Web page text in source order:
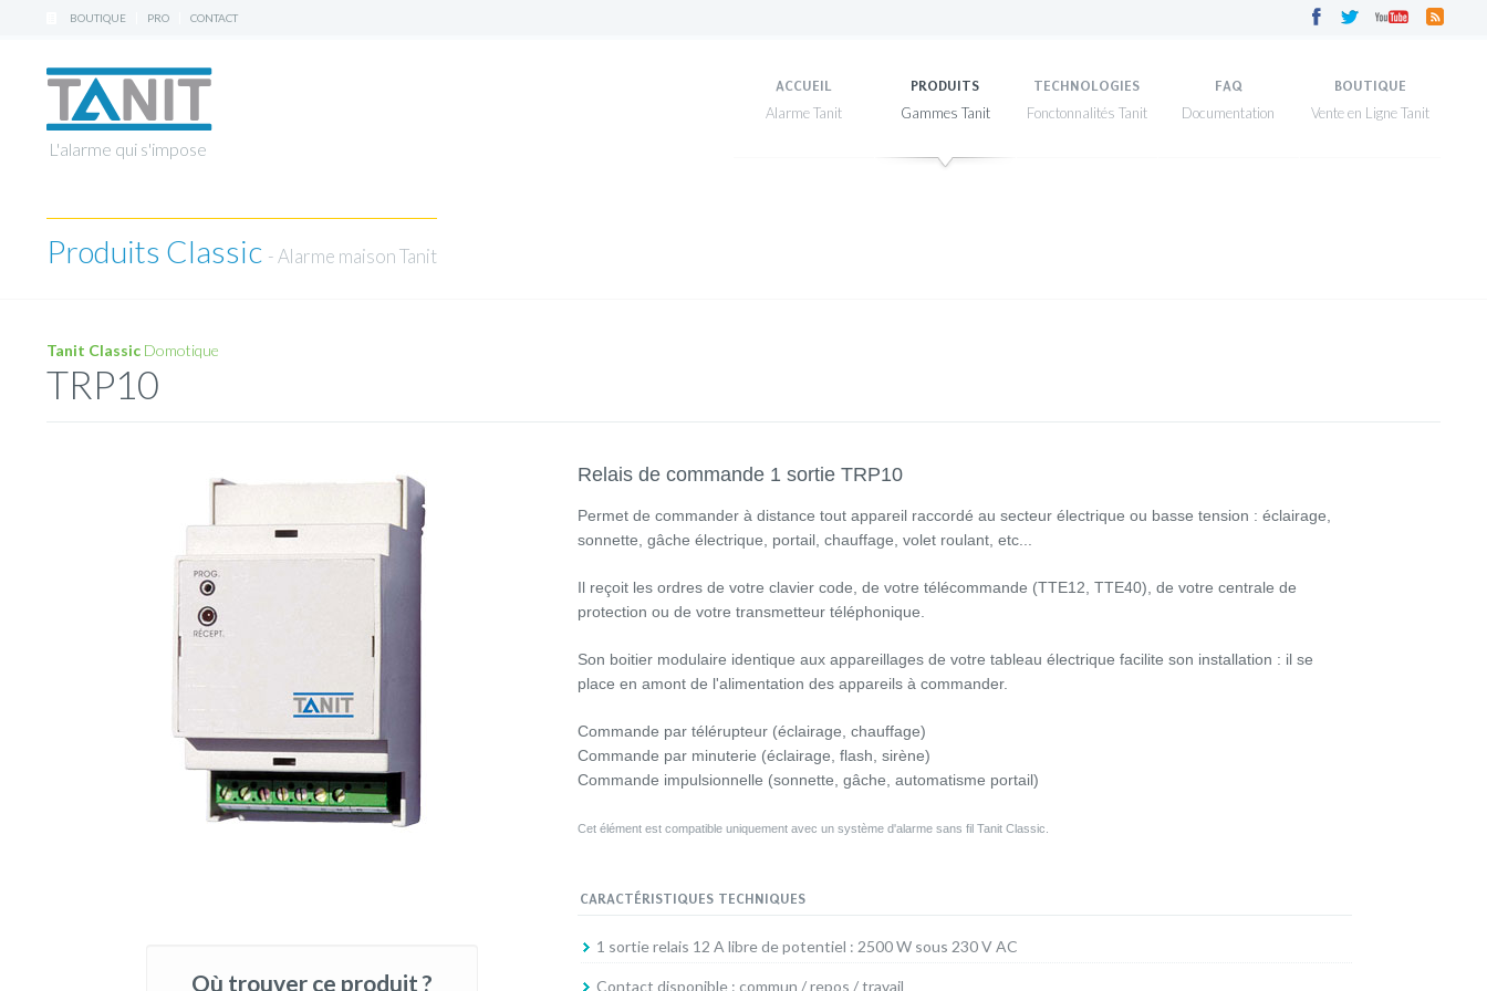
BOUTIQUE PRO CONTACT
L'alarme qui s'impose
ACCUEIL PRODUITS TECHNOLOGIES FAQ BOUTIQUE
Produits Classic - Alarme maison Tanit
Tanit Classic Domotique
TRP10
Où trouver ce produit ?
Relais de commande 1 sortie TRP10
Permet de commander à distance tout appareil raccordé au secteur électrique ou basse tension : éclairage,
sonnette, gâche électrique, portail, chauffage, volet roulant, etc...
Il reçoit les ordres de votre clavier code, de votre télécommande (TTE12, TTE40), de votre centrale de
protection ou de votre transmetteur téléphonique.
Son boitier modulaire identique aux appareillages de votre tableau électrique facilite son installation : il se
place en amont de l'alimentation des appareils à commander.
Commande par télérupteur (éclairage, chauffage)
Commande par minuterie (éclairage, flash, sirène)
Commande impulsionnelle (sonnette, gâche, automatisme portail)
Cet élément est compatible uniquement avec un système d'alarme sans fil Tanit Classic.
CARACTÉRISTIQUES TECHNIQUES
1 sortie relais 12 A libre de potentiel : 2500 W sous 230 V AC
Contact disponible : commun / repos / travail